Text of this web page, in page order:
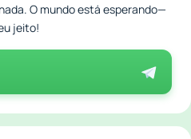
O mundo está esperando—
jeito!